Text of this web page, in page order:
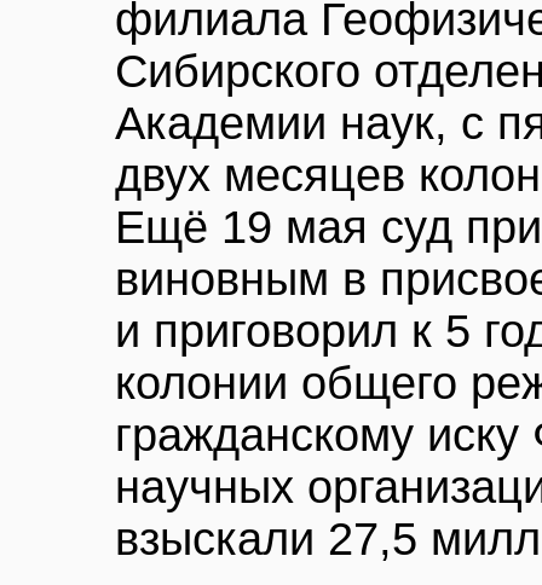
филиала
Сибирского
Академии наук, с
двух месяцев
Ещё 19 мая суд
виновным в
и приговорил к 5
колонии общего
гражданскому иску
научных
взыскали 27,5